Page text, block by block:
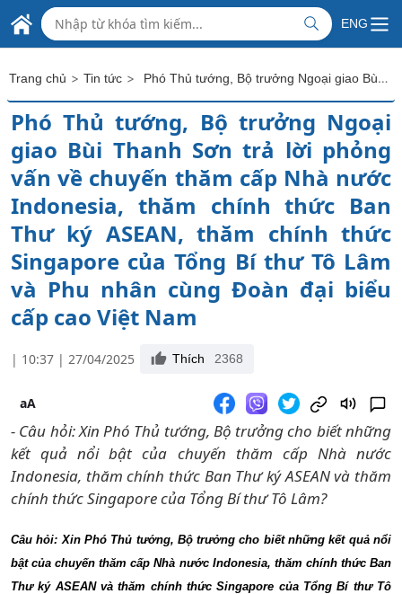
Skip to Main Content
ĐẠI SỨ QUÁN
CỘNG HÒA XÃ HỘI CHỦ NGHĨA VIỆT NAM
TẠI CỘNG HOÀ ẤN ĐỘ
ENG
Trang chủ > Tin tức > Phó Thủ tướng, Bộ trưởng Ngoại giao Bùi Thanh Sơn trả lời phỏng vấn về chuyến thăm cấp Nhà nước Indonesia, thăm chính thức Ban Thư ký ASEAN, thăm chính thức Singapore của Tổng Bí thư Tô Lâm và Phu nhân cùng Đoàn đại biểu cấp cao Việt Nam
Phó Thủ tướng, Bộ trưởng Ngoại
giao Bùi Thanh Sơn trả lời phỏng
vấn về chuyến thăm cấp Nhà nước
Indonesia, thăm chính thức Ban
Thư ký ASEAN, thăm chính thức
Singapore của Tổng Bí thư Tô Lâm
và Phu nhân cùng Đoàn đại biểu
cấp cao Việt Nam
| 10:37 | 27/04/2025 Thích 2368
aA
- Câu hỏi: Xin Phó Thủ tướng, Bộ trưởng cho biết những
kết quả nổi bật của chuyến thăm cấp Nhà nước
Indonesia, thăm chính thức Ban Thư ký ASEAN và thăm
chính thức Singapore của Tổng Bí thư Tô Lâm?
Câu hỏi: Xin Phó Thủ tướng, Bộ trưởng cho biết những kết quả nổi
bật của chuyến thăm cấp Nhà nước Indonesia, thăm chính thức Ban
Thư ký ASEAN và thăm chính thức Singapore của Tổng Bí thư Tô